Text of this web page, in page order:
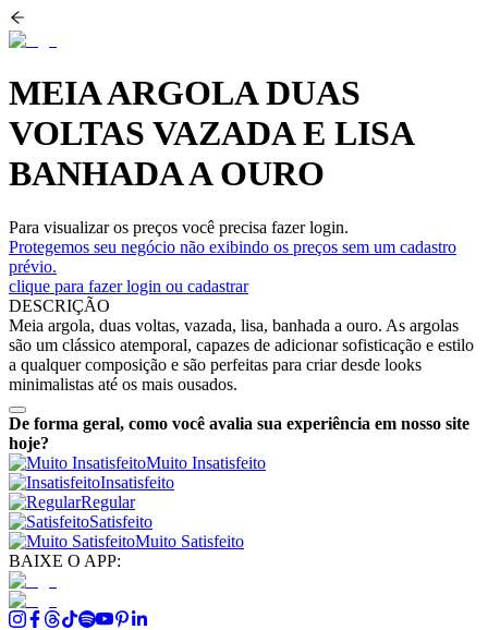
MEIA ARGOLA DUAS
VOLTAS VAZADA E LISA
BANHADA A OURO
Para visualizar os preços você precisa fazer login.
Protegemos seu negócio não exibindo os preços sem um cadastro
prévio.
clique para fazer login ou cadastrar
DESCRIÇÃO
Meia argola, duas voltas, vazada, lisa, banhada a ouro. As argolas
são um clássico atemporal, capazes de adicionar sofisticação e estilo
a qualquer composição e são perfeitas para criar desde looks
minimalistas até os mais ousados.
De forma geral, como você avalia sua experiência em nosso site
hoje?
Muito Insatisfeito
Insatisfeito
Regular
Satisfeito
Muito Satisfeito
BAIXE O APP: